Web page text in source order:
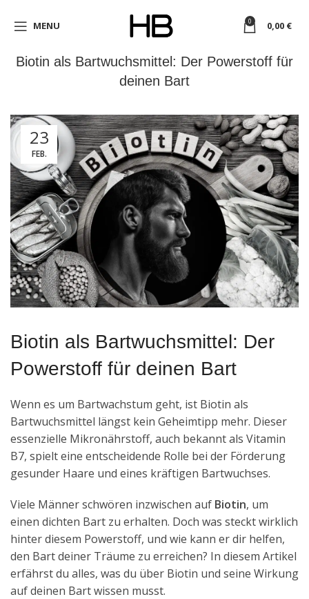
MENU 0 0,00 €
Biotin als Bartwuchsmittel: Der Powerstoff für
deinen Bart
23
FEB.
Biotin als Bartwuchsmittel: Der
Powerstoff für deinen Bart
Wenn es um Bartwachstum geht, ist Biotin als
Bartwuchsmittel längst kein Geheimtipp mehr. Dieser
essenzielle Mikronährstoff, auch bekannt als Vitamin
B7, spielt eine entscheidende Rolle bei der Förderung
gesunder Haare und eines kräftigen Bartwuchses.
Viele Männer schwören inzwischen auf Biotin, um
einen dichten Bart zu erhalten. Doch was steckt wirklich
hinter diesem Powerstoff, und wie kann er dir helfen,
den Bart deiner Träume zu erreichen? In diesem Artikel
erfährst du alles, was du über Biotin und seine Wirkung
auf deinen Bart wissen musst.